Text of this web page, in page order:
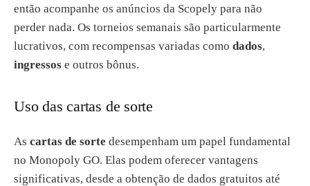
então acompanhe os anúncios da Scopely para não
perder nada. Os torneios semanais são particularmente
lucrativos, com recompensas variadas como dados,
ingressos e outros bônus.
Uso das cartas de sorte
As cartas de sorte desempenham um papel fundamental
no Monopoly GO. Elas podem oferecer vantagens
significativas, desde a obtenção de dados gratuitos até